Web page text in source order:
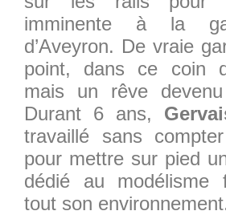
imminente à la
d’Aveyron. De vraie
point, dans ce coin
mais un rêve
Durant 6 ans,
travaillé sans
pour mettre sur pied
dédié au modélisme
tout son